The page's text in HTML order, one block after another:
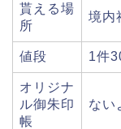
貰える場
所
境内
値段 1件
オリジナ
ル御朱印
帳
ない